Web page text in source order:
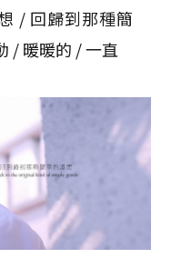
/ 回歸到那種簡
/ 暖暖的 / 一直